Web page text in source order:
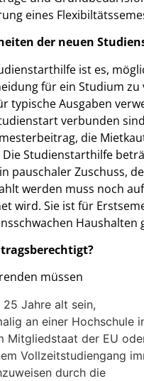
eines
der neuen
ist es,
für ein Studium zu
typische Ausgaben
verbunden
die
Studienstarthilfe
pauschaler Zuschuss,
werden muss noch
wird. Sie ist für
Haushalten
müssen
25 Jahre alt sein,
an einer Hochschule
Mitgliedstaat der EU
Vollzeitstudiengang
durch die